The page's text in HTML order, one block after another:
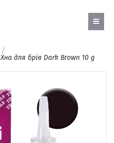
Хна для брів Dark Brown 10 g